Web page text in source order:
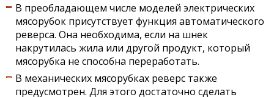
В преобладающем числе моделей электрических
мясорубок присутствует функция автоматического
реверса. Она необходима, если на шнек
накрутилась жила или другой продукт, который
мясорубка не способна переработать.
В механических мясорубках реверс также
предусмотрен. Для этого достаточно сделать